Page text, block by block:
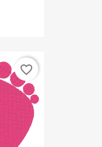
favorite_border